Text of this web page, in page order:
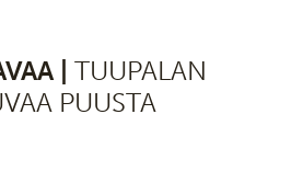
| TUUPALAN
PUUSTA